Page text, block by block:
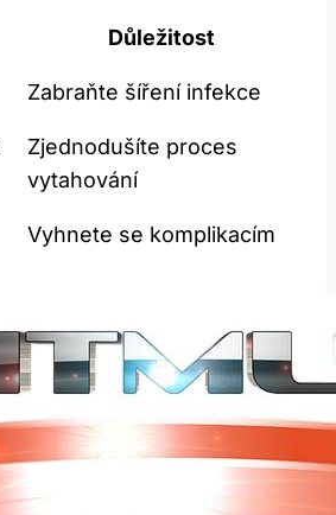
Důležitost
Zabraňte šíření infekce
Zjednodušíte proces
vytahování
Vyhnete se komplikacím